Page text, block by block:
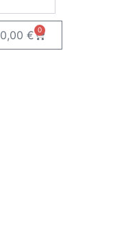
0,00 € 0
Carrito